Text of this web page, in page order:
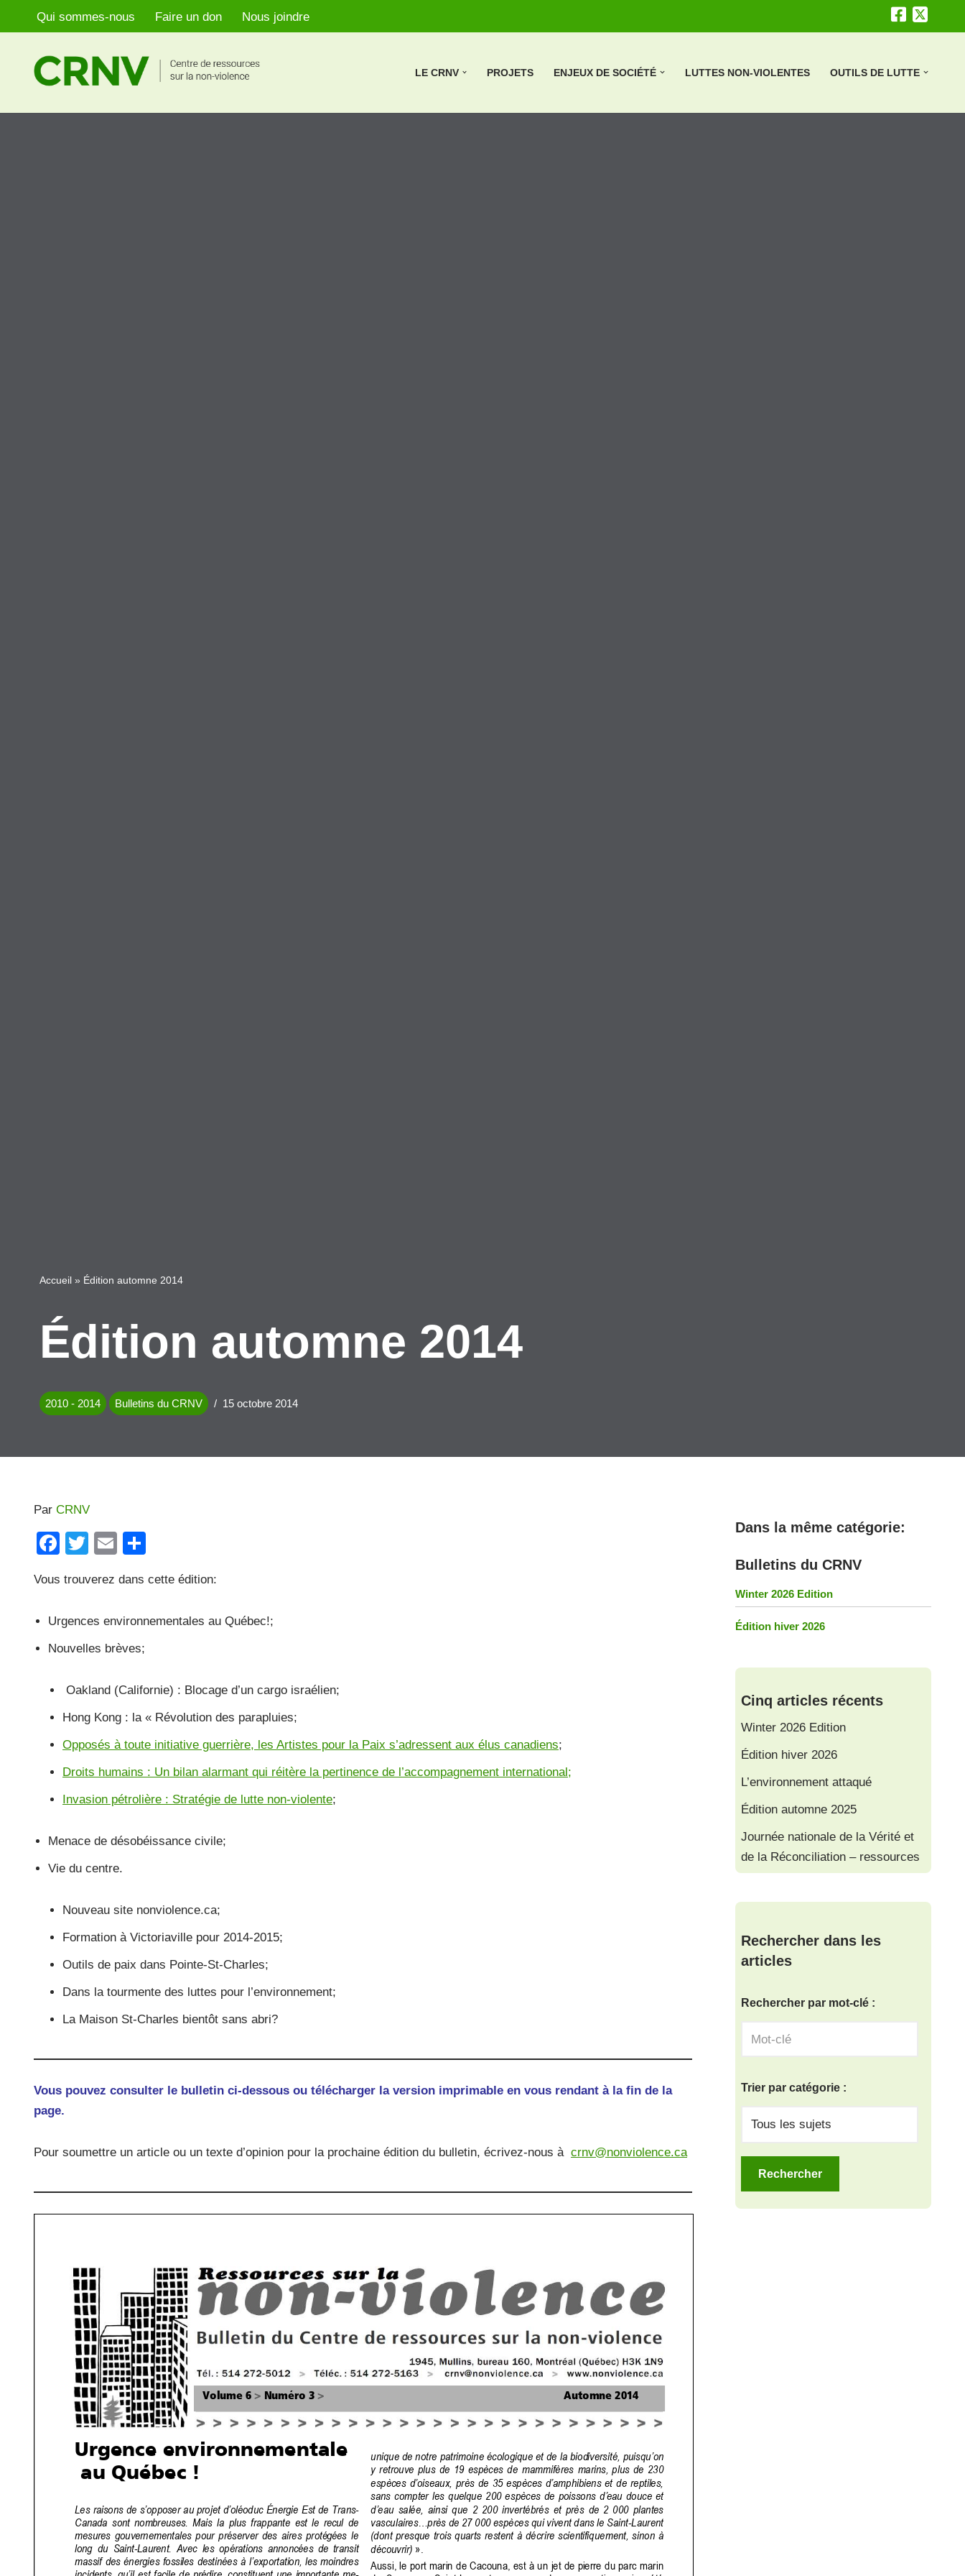
contenu
Qui sommes-nous Faire un don Nous joindre
LE CRNV PROJETS ENJEUX DE SOCIÉTÉ LUTTES NON-VIOLENTES OUTILS DE LUTTE
Accueil » Édition automne 2014
Édition automne 2014
2010 - 2014 Bulletins du CRNV 15 octobre 2014
Par CRNV
F
c
e
b
o
o
T
tt
er
E
ail ta
g
Vous trouverez dans cette édition:
Urgences environnementales au Québec!;
Nouvelles brèves;
Oakland (Californie) : Blocage d’un cargo israélien;
Hong Kong : la « Révolution des parapluies;
Opposés à toute initiative guerrière, les Artistes pour la Paix s’adressent aux élus canadiens;
Droits humains : Un bilan alarmant qui réitère la pertinence de l’accompagnement international;
Invasion pétrolière : Stratégie de lutte non-violente;
Menace de désobéissance civile;
Vie du centre.
Nouveau site nonviolence.ca;
Formation à Victoriaville pour 2014-2015;
Outils de paix dans Pointe-St-Charles;
Dans la tourmente des luttes pour l’environnement;
La Maison St-Charles bientôt sans abri?
Vous pouvez consulter le bulletin ci-dessous ou télécharger la version imprimable en vous rendant à la fin de la
page.
Pour soumettre un article ou un texte d’opinion pour la prochaine édition du bulletin, écrivez-nous à crnv@nonviolence.ca
Dans la même catégorie:
Bulletins du CRNV
Winter 2026 Edition
Édition hiver 2026
Cinq articles récents
Winter 2026 Edition
Édition hiver 2026
L’environnement attaqué
Édition automne 2025
Journée nationale de la Vérité et
de la Réconciliation – ressources
Rechercher dans les
articles
Rechercher par mot-clé :
Trier par catégorie :